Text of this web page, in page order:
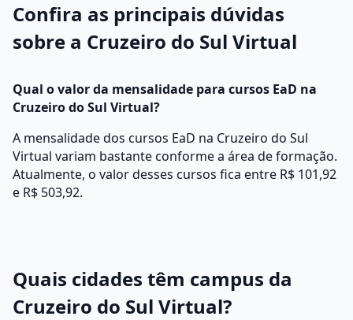
Confira as principais dúvidas
sobre a Cruzeiro do Sul Virtual
Qual o valor da mensalidade para cursos EaD na
Cruzeiro do Sul Virtual?
A mensalidade dos cursos EaD na Cruzeiro do Sul
Virtual variam bastante conforme a área de formação.
Atualmente, o valor desses cursos fica entre R$ 101,92
e R$ 503,92.
Quais cidades têm campus da
Cruzeiro do Sul Virtual?